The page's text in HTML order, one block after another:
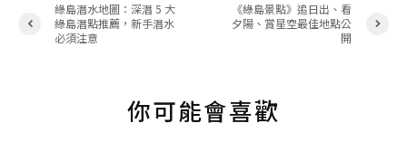
綠島潛水地圖：深潛 5 大
綠島潛點推薦，新手潛水
必須注意
《綠島景點》追日出、看
夕陽、賞星空最佳地點公
開
你可能會喜歡